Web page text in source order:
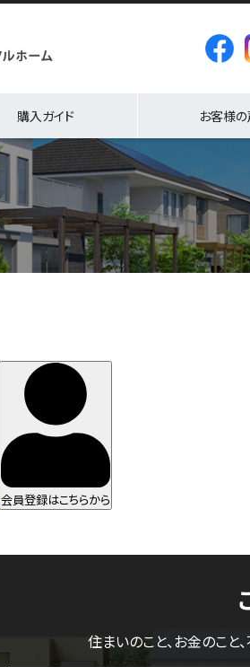
購入ガイド お客様
会員登録はこちらから
住まいのこと、お金のこと